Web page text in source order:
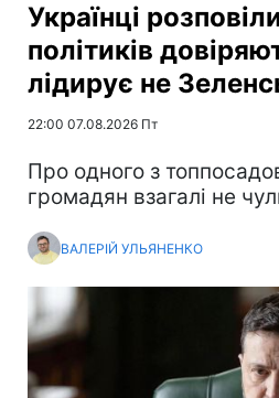
Українці
політиків
лідирує не
22:00 07.08.2026 Пт
Про одного з
громадян взагалі не
ВАЛЕРІЙ УЛЬЯНЕНКО